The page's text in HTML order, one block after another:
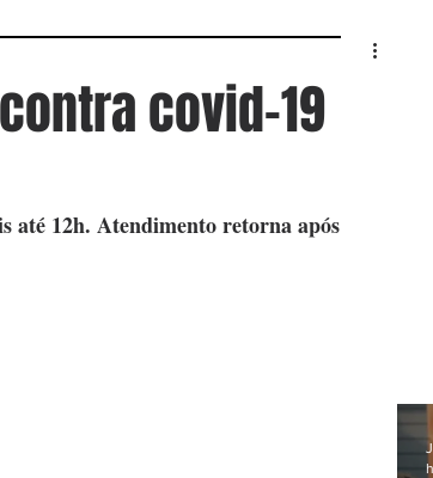
covid-19
até 12h. Atendimento retorna após